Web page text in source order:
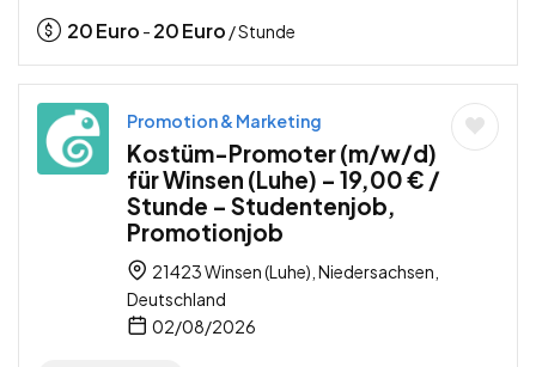
20Euro - 20Euro / Stunde
Promotion & Marketing
Kostüm-Promoter (m/w/d)
für Winsen (Luhe) – 19,00 € /
Stunde – Studentenjob,
Promotionjob
21423 Winsen (Luhe), Niedersachsen,
Deutschland
02/08/2026